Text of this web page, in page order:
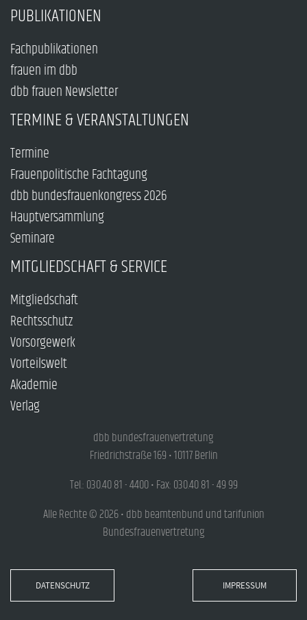
PUBLIKATIONEN
Fachpublikationen
frauen im dbb
dbb frauen Newsletter
TERMINE & VERANSTALTUNGEN
Termine
Frauenpolitische Fachtagung
dbb bundesfrauenkongress 2026
Hauptversammlung
Seminare
MITGLIEDSCHAFT & SERVICE
Mitgliedschaft
Rechtsschutz
Vorsorgewerk
Vorteilswelt
Akademie
Verlag
dbb bundesfrauenvertretung
Friedrichstraße 169 • 10117 Berlin
Tel.: 030.40 81 - 4400 • Fax: 030.40 81 - 49 99
Alle Rechte © 2026 • dbb beamtenbund und tarifunion
Bundesfrauenvertretung
DATENSCHUTZ IMPRESSUM